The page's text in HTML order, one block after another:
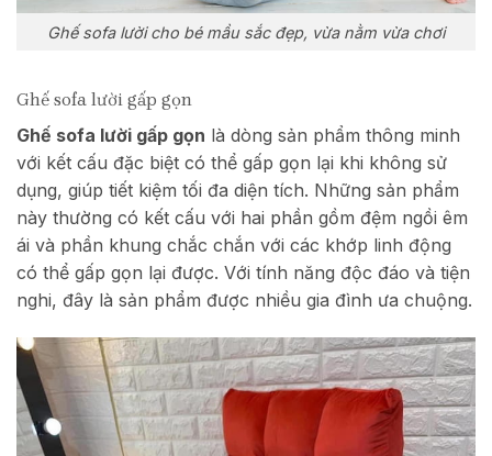
Ghế sofa lười cho bé mầu sắc đẹp, vừa nằm vừa chơi
Ghế sofa lười gấp gọn
Ghế sofa lười gấp gọn là dòng sản phẩm thông minh
với kết cấu đặc biệt có thể gấp gọn lại khi không sử
dụng, giúp tiết kiệm tối đa diện tích. Những sản phẩm
này thường có kết cấu với hai phần gồm đệm ngồi êm
ái và phần khung chắc chắn với các khớp linh động
có thể gấp gọn lại được. Với tính năng độc đáo và tiện
nghi, đây là sản phẩm được nhiều gia đình ưa chuộng.